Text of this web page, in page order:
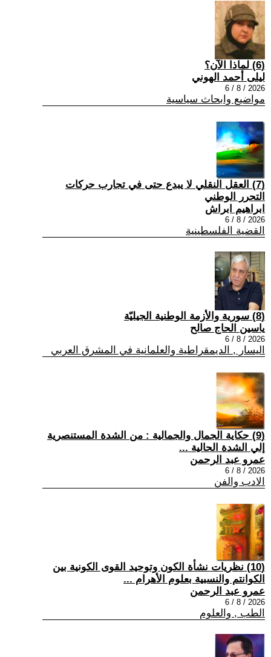
(6) لماذا الآن؟
ليلى أحمد الهوني
2026 / 8 / 6
مواضيع وابحاث سياسية
(7) العقل النقلي لا يبدع حتى في تجارب حركات
التحرر الوطني
ابراهيم ابراش
2026 / 8 / 6
القضية الفلسطينية
(8) سورية والأزمة الوطنية الجيليّة
ياسين الحاج صالح
2026 / 8 / 6
اليسار , الديمقراطية والعلمانية في المشرق العربي
(9) حكاية الجمال والجمالية : من الشدة المستنصرية
إلي الشدة الحالية ...
عمرو عبد الرحمن
2026 / 8 / 6
الادب والفن
(10) نظريات نشأة الكون وتوحيد القوى الكونية بين
الكوانتم والنسبية بعلوم الأهرام ...
عمرو عبد الرحمن
2026 / 8 / 6
الطب , والعلوم